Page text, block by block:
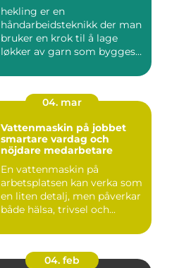
hekling er en
håndarbeidsteknikk der man
bruker en krok til å lage
løkker av garn som bygges
04. mar
Vattenmaskin på jobbet
smartare vardag och
nöjdare medarbetare
En vattenmaskin på
arbetsplatsen kan verka som
en liten detalj, men påverkar
både hälsa, trivsel och...
04. feb